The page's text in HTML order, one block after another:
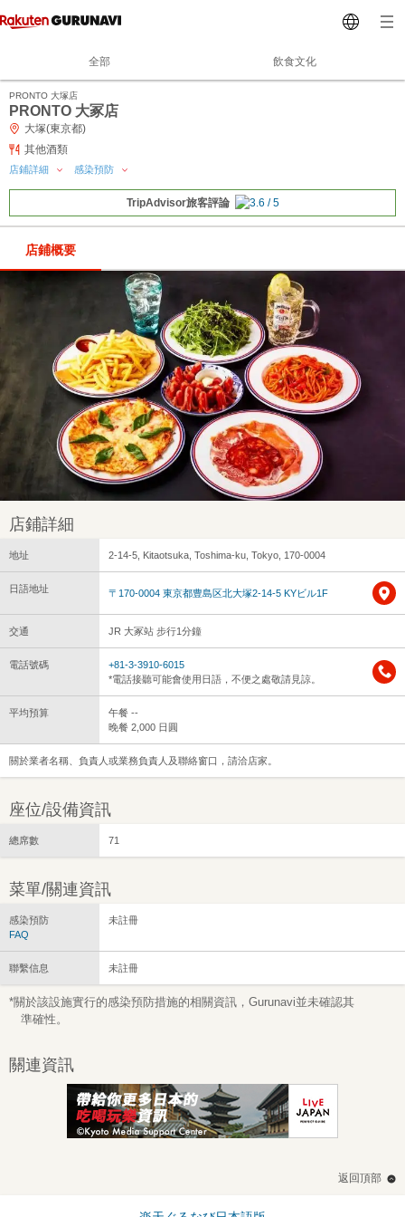
全部 飲食文化
PRONTO 大塚店
PRONTO 大冢店
大塚(東京都)
其他酒類
店鋪詳細 感染預防
TripAdvisor旅客評論
店鋪概要
店鋪詳細
地址 2-14-5, Kitaotsuka, Toshima-ku, Tokyo, 170-0004
日語地址 〒170-0004 東京都豊島区北大塚2-14-5 KYビル1F
交通 JR 大冢站 步行1分鐘
電話號碼
+81-3-3910-6015
*電話接聽可能會使用日語，不便之處敬請見諒。
平均預算
午餐 --
晚餐 2,000 日圓
關於業者名稱、負責人或業務負責人及聯絡窗口，請洽店家。
座位/設備資訊
總席數 71
菜單/關連資訊
感染預防
FAQ
未註冊
聯繫信息 未註冊
*關於該設施實行的感染預防措施的相關資訊，Gurunavi並未確認其
準確性。
關連資訊
返回頂部